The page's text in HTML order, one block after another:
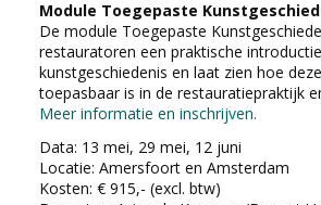
Module Toegepaste
De module Toegepaste
restauratoren een praktische
kunstgeschiedenis en laat zien hoe
toepasbaar is in de restauratiepraktijk
Meer informatie en inschrijven.
Data: 13 mei, 29 mei, 12 juni
Locatie: Amersfoort en Amsterdam
Kosten: € 915,- (excl. btw)